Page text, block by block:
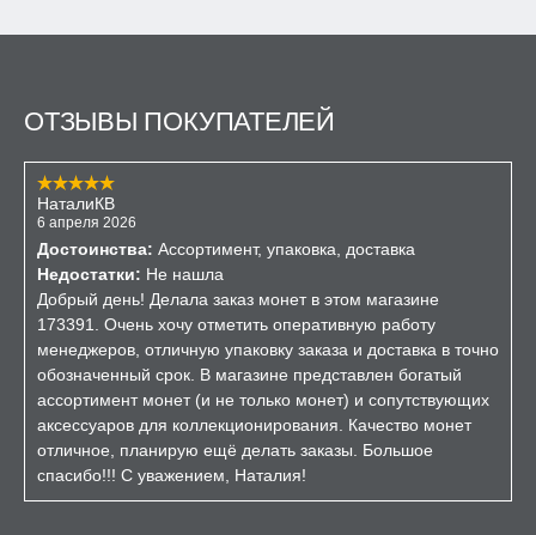
ОТЗЫВЫ ПОКУПАТЕЛЕЙ
НаталиКВ
6 апреля 2026
Достоинства: Ассортимент, упаковка, доставка
Недостатки: Не нашла
Добрый день! Делала заказ монет в этом магазине
173391. Очень хочу отметить оперативную работу
менеджеров, отличную упаковку заказа и доставка в точно
обозначенный срок. В магазине представлен богатый
ассортимент монет (и не только монет) и сопутствующих
аксессуаров для коллекционирования. Качество монет
отличное, планирую ещё делать заказы. Большое
спасибо!!! С уважением, Наталия!